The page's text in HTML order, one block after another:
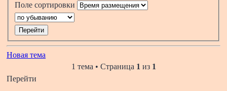
Поле сортировки
Новая тема
1 тема • Страница 1 из 1
Перейти